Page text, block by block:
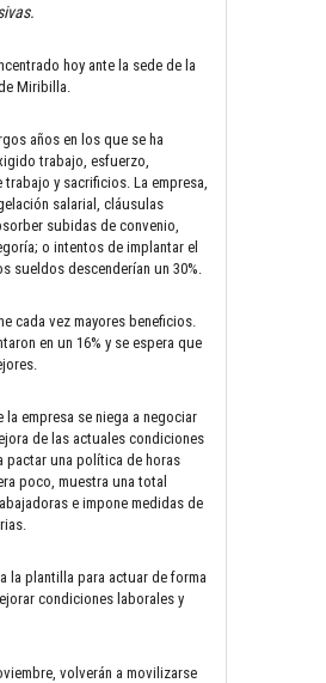
hoy ante la sede de la
Miribilla.
años en los que se ha
trabajo, esfuerzo,
y sacrificios. La empresa,
salarial, cláusulas
subidas de convenio,
o intentos de implantar el
sueldos descenderían un 30%.
cada vez mayores beneficios.
en un 16% y se espera que
empresa se niega a negociar
de las actuales condiciones
pactar una política de horas
poco, muestra una total
e impone medidas de
la plantilla para actuar de forma
condiciones laborales y
volverán a movilizarse